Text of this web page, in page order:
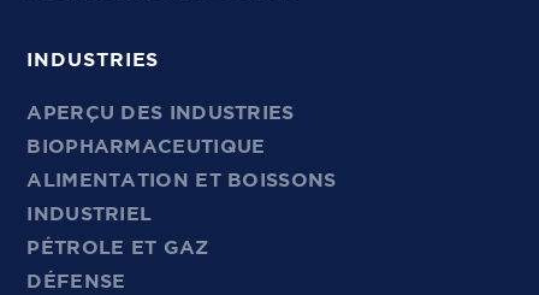
INDUSTRIES
APERÇU DES INDUSTRIES
BIOPHARMACEUTIQUE
ALIMENTATION ET BOISSONS
INDUSTRIEL
PÉTROLE ET GAZ
DÉFENSE